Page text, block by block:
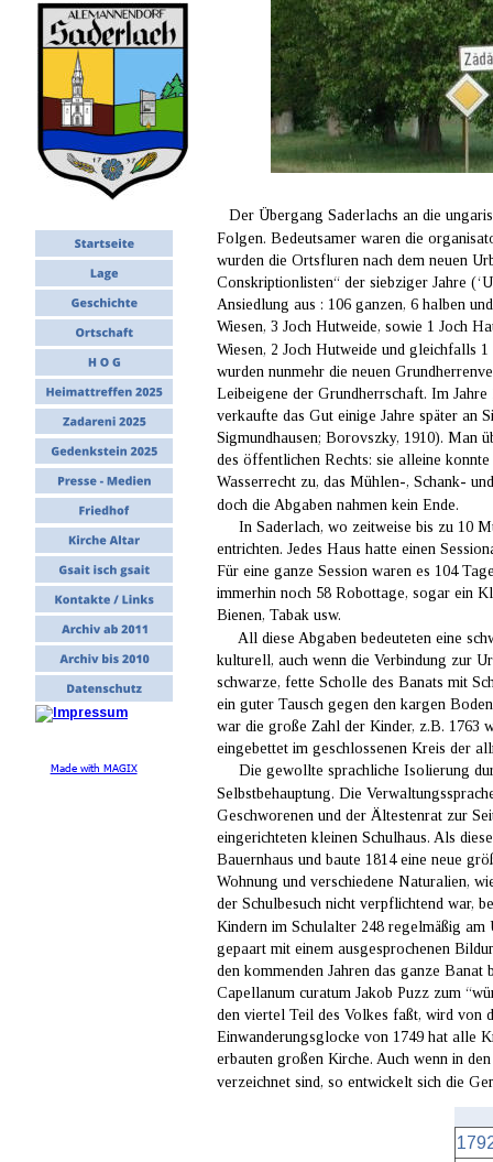
Made with MAGIX
Der Übergang Saderlachs an die
Folgen. Bedeutsamer waren die
wurden die Ortsfluren nach dem neuen
Conskriptionlisten“ der siebziger Jahre
Ansiedlung aus : 106 ganzen, 6 halben
Wiesen, 3 Joch Hutweide, sowie 1 Joch
Wiesen, 2 Joch Hutweide und gleichfalls
wurden nunmehr die neuen
Leibeigene der Grundherrschaft. Im
verkaufte das Gut einige Jahre später an
Sigmundhausen; Borovszky, 1910). Man
des öffentlichen Rechts: sie alleine
Wasserrecht zu, das Mühlen-, Schank-
doch die Abgaben nahmen kein Ende.
In Saderlach, wo zeitweise bis zu
entrichten. Jedes Haus hatte einen
Für eine ganze Session waren es 104
immerhin noch 58 Robottage, sogar ein
Bienen, Tabak usw.
All diese Abgaben bedeuteten eine
kulturell, auch wenn die Verbindung zur
schwarze, fette Scholle des Banats mit
ein guter Tausch gegen den kargen
war die große Zahl der Kinder, z.B. 1763
eingebettet im geschlossenen Kreis der
Die gewollte sprachliche Isolierung
Selbstbehauptung. Die
Geschworenen und der Ältestenrat zur
eingerichteten kleinen Schulhaus. Als
Bauernhaus und baute 1814 eine neue
Wohnung und verschiedene Naturalien,
der Schulbesuch nicht verpflichtend war,
Kindern im Schulalter 248 regelmäßig
gepaart mit einem ausgesprochenen
den kommenden Jahren das ganze
Capellanum curatum Jakob Puzz zum
den viertel Teil des Volkes faßt, wird von
Einwanderungsglocke von 1749 hat alle
erbauten großen Kirche. Auch wenn in
verzeichnet sind, so entwickelt sich